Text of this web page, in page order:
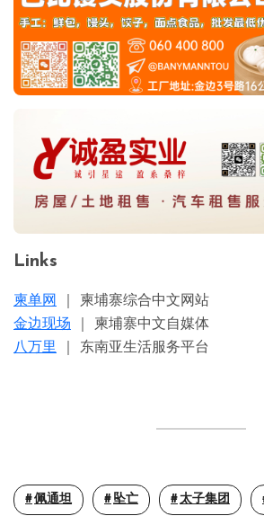
Links
柬单网
｜ 柬埔寨综合中文网站
金边现场 ｜ 柬埔寨中文自媒体
八万里
｜ 东南亚生活服务平台
佩通坦 坠亡 太子集团